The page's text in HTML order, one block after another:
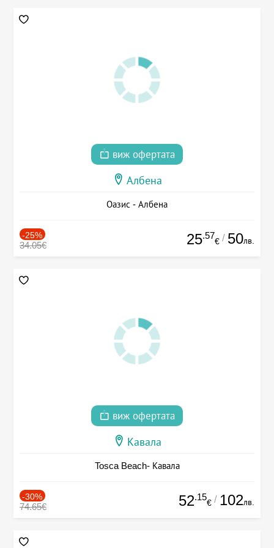
виж офертата
Албена
Оазис - Албена
-25%
34.05€ 25.57
€ / 50лв.
виж офертата
Кавала
Tosca Beach- Кавала
-30%
74.65€ 52.15
€ / 102лв.